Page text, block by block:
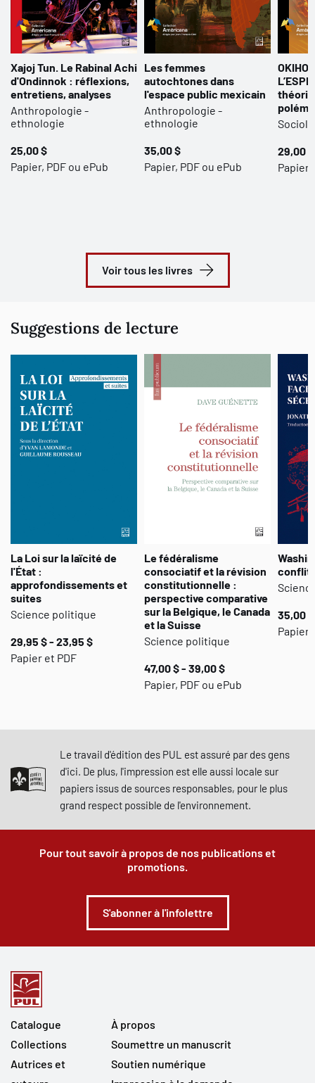
Xajoj Tun. Le Rabinal Achi
d'Ondinnok : réflexions,
entretiens, analyses
Anthropologie -
ethnologie
25,00 $
Papier, PDF ou ePub
Les femmes
autochtones dans
l'espace public mexicain
Anthropologie -
ethnologie
35,00 $
Papier, PDF ou ePub
29,00 $
Papier,
Voir tous les livres
Suggestions de lecture
La Loi sur la laïcité de
l'État :
approfondissements et
suites
Science politique
29,95 $ - 23,95 $
Papier et PDF
Le fédéralisme
consociatif et la révision
constitutionnelle :
perspective comparative
sur la Belgique, le Canada
et la Suisse
Science politique
47,00 $ - 39,00 $
Papier, PDF ou ePub
35,00 $
Papier
Le travail d'édition des PUL est assuré par des gens
d'ici. De plus, l'impression est elle aussi locale sur
papiers issus de sources responsables, pour le plus
grand respect possible de l'environnement.
Pour tout savoir à propos de nos publications et
promotions.
S'abonner à l'infolettre
Catalogue
Collections
Autrices et
À propos
Soumettre un manuscrit
Soutien numérique